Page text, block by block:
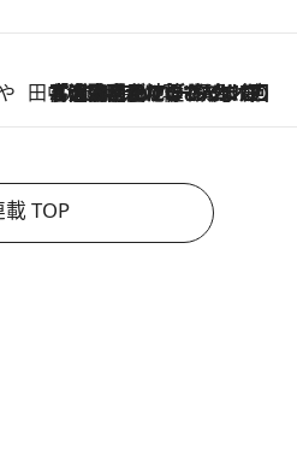
田中稲の勝手に再ブーム
2026.8.7
「湘南乃風に憧れて」観客大盛上がりの“タオル回し”に、ラッパー顔負けの高速歌唱まで…さだまさし（74）のアグレッシブすぎる現在地
載 TOP